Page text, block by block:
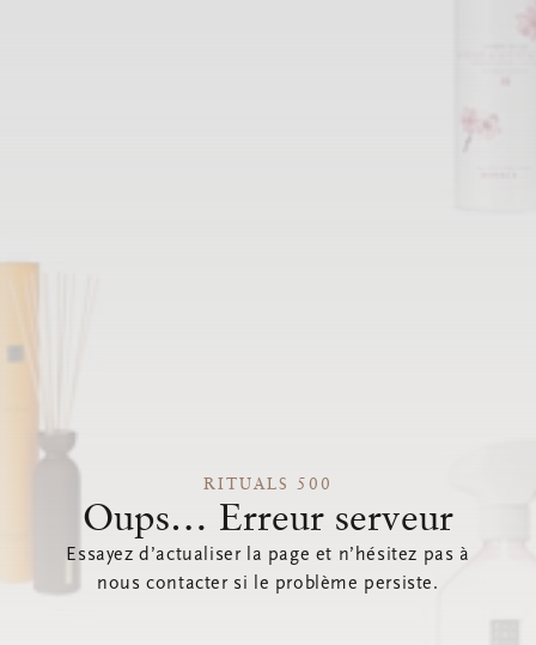
RITUALS 500
Oups… Erreur serveur
Essayez d’actualiser la page et n’hésitez pas à
nous contacter si le problème persiste.